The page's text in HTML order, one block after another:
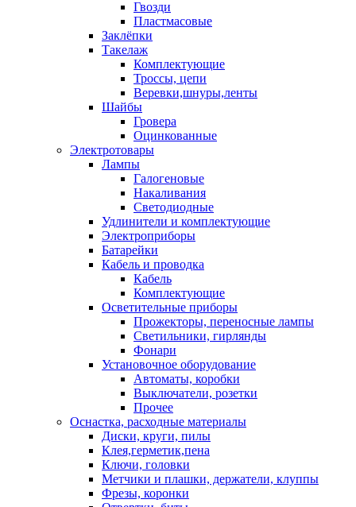
Гвозди
Пластмасовые
Заклёпки
Такелаж
Комплектующие
Троссы, цепи
Веревки,шнуры,ленты
Шайбы
Гровера
Оцинкованные
Электротовары
Лампы
Галогеновые
Накаливания
Светодиодные
Удлинители и комплектующие
Электроприборы
Батарейки
Кабель и проводка
Кабель
Комплектующие
Осветительные приборы
Прожекторы, переносные лампы
Светильники, гирлянды
Фонари
Установочное оборудование
Автоматы, коробки
Выключатели, розетки
Прочее
Оснастка, расходные материалы
Диски, круги, пилы
Клея,герметик,пена
Ключи, головки
Метчики и плашки, держатели, клуппы
Фрезы, коронки